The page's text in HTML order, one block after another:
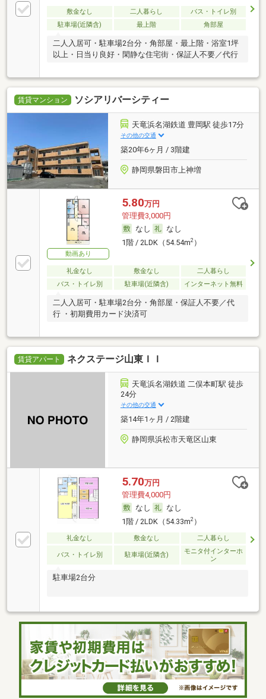
敷金なし 二人暮らし
バス・トイレ別
駐車場(近隣含)
最上階 角部屋
二人入居可・駐車場2台分・角部屋・最上階・浴室1坪
以上・日当り良好・閑静な住宅街・保証人不要／代行
賃貸マンション ソシアリバーシティー
天竜浜名湖鉄道 豊岡駅 徒歩17分
その他の交通
築20年6ヶ月 / 3階建
静岡県磐田市上神増
動画あり
5.80万円
管理費3,000円
なし
なし
1階 / 2LDK（54.54m2）
礼金なし 敷金なし
二人暮らし
バス・トイレ別
駐車場(近隣含) インターネット無料
二人入居可・駐車場2台分・角部屋・保証人不要／代
行 ・初期費用カード決済可
賃貸アパート ネクステージ山東ＩＩ
天竜浜名湖鉄道 二俣本町駅 徒歩
24分
その他の交通
築14年1ヶ月 / 2階建
静岡県浜松市天竜区山東
5.70万円
管理費4,000円
なし
なし
1階 / 2LDK（54.33m2）
礼金なし 敷金なし 二人暮らし
バス・トイレ別 駐車場(近隣含)
モニタ付インターホ
ン
駐車場2台分